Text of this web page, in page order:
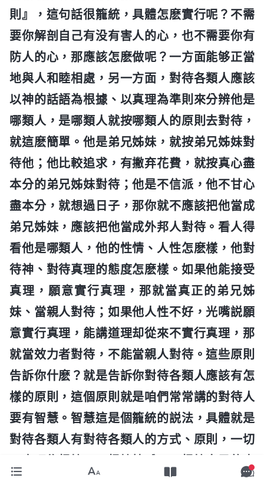
則』，這句話很籠統，具體怎麽實行呢？不需
要你解剖自己有没有害人的心，也不需要你有
防人的心，那應該怎麽做呢？一方面能够正當
地與人和睦相處，另一方面，對待各類人應該
以神的話語為根據、以真理為準則來分辨他是
哪類人，是哪類人就按哪類人的原則去對待，
就這麽簡單。他是弟兄姊妹，就按弟兄姊妹對
待他；他比較追求，有撇弃花費，就按真心盡
本分的弟兄姊妹對待；他是不信派，他不甘心
盡本分，就想過日子，那你就不應該把他當成
弟兄姊妹，應該把他當成外邦人對待。看人得
看他是哪類人，他的性情、人性怎麽樣，他對
待神、對待真理的態度怎麽樣。如果他能接受
真理，願意實行真理，那就當真正的弟兄姊
妹、當親人對待；如果他人性不好，光嘴説願
意實行真理，能講道理却從來不實行真理，那
就當效力者對待，不能當親人對待。這些原則
告訴你什麽？就是告訴你對待各類人應該有怎
樣的原則，這個原則就是咱們常常講的對待人
要有智慧。智慧這是個籠統的説法，具體就是
對待各類人有對待各類人的方式、原則，一切
好、自己的眼光，也不根據他對你的利弊，不